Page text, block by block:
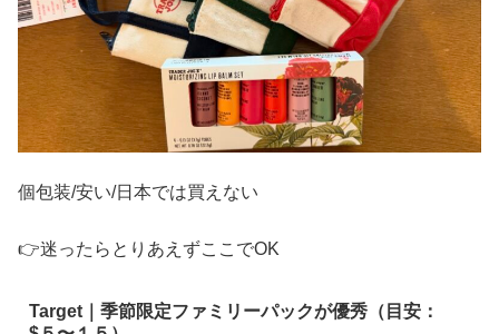
個包装/安い/日本では買えない
👉迷ったらとりあえずここでOK
Target｜季節限定ファミリーパックが優秀（目安：